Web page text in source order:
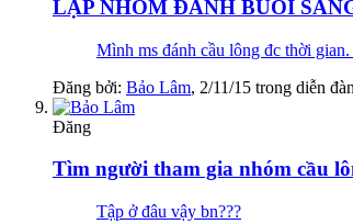
LẬP NHÓM ĐÁNH BUỔI
Mình ms đánh cầu lông đc thời
Đăng bởi: Bảo Lâm, 2/11/15 trong diễn
Đăng
Tìm người tham gia nhóm cầu
Tập ở đâu vậy bn???